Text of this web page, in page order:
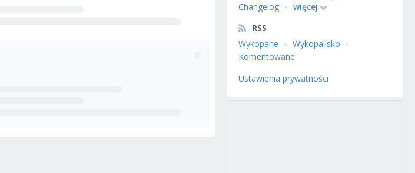
Changelog
więcej
RSS
Wykopane
Wykopalisko
Komentowane
Ustawienia prywatności